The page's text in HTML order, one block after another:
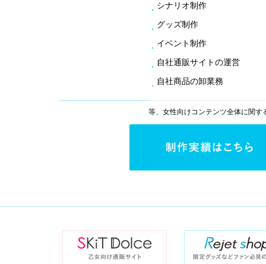
シナリオ制作
グッズ制作
イベント制作
自社通販サイトの運営
自社商品の卸業務
等、女性向けコンテンツ全体に関